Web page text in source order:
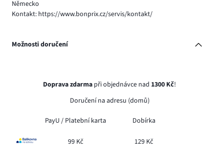
Německo
Kontakt: https://www.bonprix.cz/servis/kontakt/
Možnosti doručení
Doprava zdarma při objednávce nad 1300 Kč!
Doručení na adresu (domů)
PayU / Platební karta Dobírka
99 Kč 129 Kč